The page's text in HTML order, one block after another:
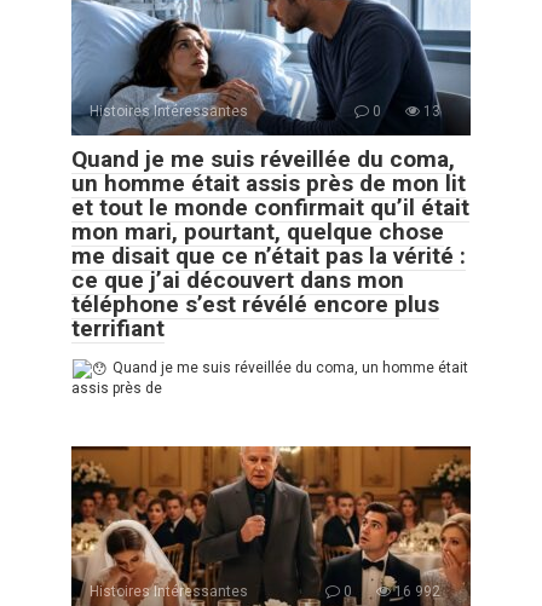
Histoires Intéressantes 0 13
Quand je me suis réveillée du coma,
un homme était assis près de mon lit
et tout le monde confirmait qu’il était
mon mari, pourtant, quelque chose
me disait que ce n’était pas la vérité :
ce que j’ai découvert dans mon
téléphone s’est révélé encore plus
terrifiant
Quand je me suis réveillée du coma, un homme était
assis près de
Histoires Intéressantes 0 16 992